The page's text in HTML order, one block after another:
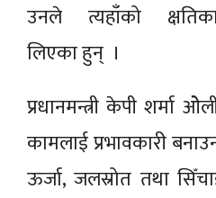
उनले त्यहाँको
लिएका हुन् ।
प्रधानमन्त्री केपी शर्मा
कामलाई प्रभावकारी
ऊर्जा, जलस्रोत तथा